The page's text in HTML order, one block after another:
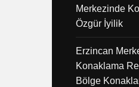
Merkezinde
Özgür İyilik
Erzincan
Konaklama
Bölge